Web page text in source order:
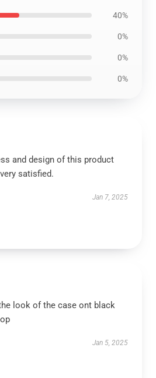
40%
0%
0%
0%
and design of this product
satisfied.
Jan 7, 2025
look of the case ont black
Jan 5, 2025